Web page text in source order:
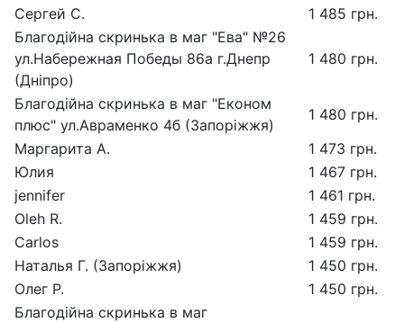
Сергей С.
1 485 грн.
Благодійна скринька в маг "Ева" №26
ул.Набережная Победы 86a г.Днепр
(Дніпро)
1 480 грн.
Благодійна скринька в маг "Економ
плюс" ул.Авраменко 4б (Запоріжжя)
1 480 грн.
Маргарита А.
1 473 грн.
Юлия
1 467 грн.
jennifer
1 461 грн.
Oleh R.
1 459 грн.
Carlos
1 459 грн.
Наталья Г. (Запоріжжя)
1 450 грн.
Олег Р.
1 450 грн.
Благодійна скринька в маг